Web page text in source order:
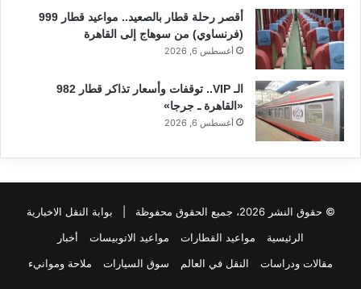
أقصر رحلة قطار بالصعيد.. مواعيد قطار 999
(فرنساوي) من سوهاج إلى القاهرة
أغسطس 6, 2026
الـ VIP.. توقفات وأسعار تذاكر قطار 982
«القاهرة ـ جرجا»
أغسطس 6, 2026
© حقوق النشر 2026، جميع الحقوق محفوظة |
بوابة النقل الاخبارية
الرئيسية
مواعيد القطارات مواعيد الاتوبيسات
أخبار
مقالات ودراسات
النقل في العالم سوق السيارات ملاحة وموانيء